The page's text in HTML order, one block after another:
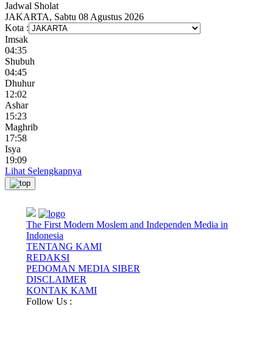
Jadwal Sholat
JAKARTA, Sabtu 08 Agustus 2026
Kota :
Imsak
04:35
Shubuh
04:45
Dhuhur
12:02
Ashar
15:23
Maghrib
17:58
Isya
19:09
Lihat Selengkapnya
The First Modern Moslem and Independen Media in
Indonesia
TENTANG KAMI
REDAKSI
PEDOMAN MEDIA SIBER
DISCLAIMER
KONTAK KAMI
Follow Us :